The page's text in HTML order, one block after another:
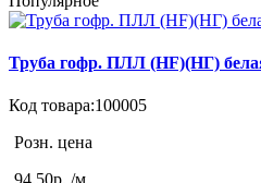
Труба гофр. ПЛЛ (HF)(НГ)
Код товара:100005
Розн. цена